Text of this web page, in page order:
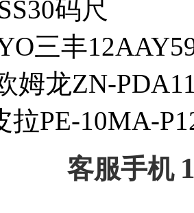
码尺
三丰
姆龙ZN-
拉PE-10MA-
客服手机